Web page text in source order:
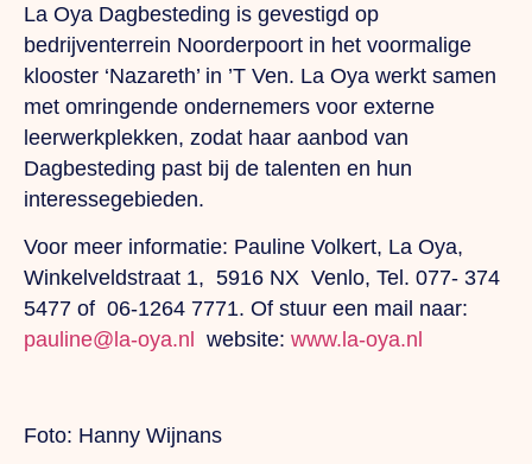
La Oya Dagbesteding is gevestigd op
bedrijventerrein Noorderpoort in het voormalige
klooster ‘Nazareth’ in ’T Ven. La Oya werkt samen
met omringende ondernemers voor externe
leerwerkplekken, zodat haar aanbod van
Dagbesteding past bij de talenten en hun
interessegebieden.
Voor meer informatie: Pauline Volkert, La Oya,
Winkelveldstraat 1, 5916 NX Venlo, Tel. 077- 374
5477 of 06-1264 7771. Of stuur een mail naar:
pauline@la-oya.nl
website: www.la-oya.nl
Foto: Hanny Wijnans